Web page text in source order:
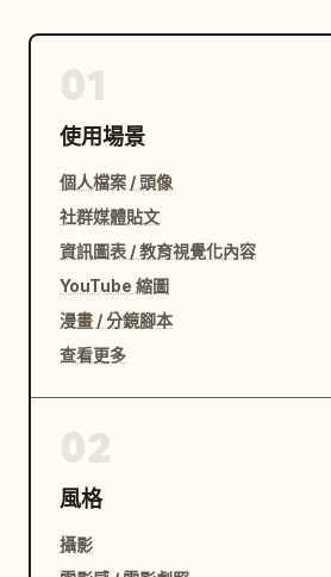
使用場景
個人檔案 / 頭像
社群媒體貼文
資訊圖表 / 教育視覺化內容
YouTube 縮圖
漫畫 / 分鏡腳本
查看更多
風格
攝影